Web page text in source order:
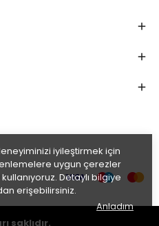
iyileştirmek için
uygun çerezler
Detaylı bilgiye
erişebilirsiniz.
Anladım
saklıdır.